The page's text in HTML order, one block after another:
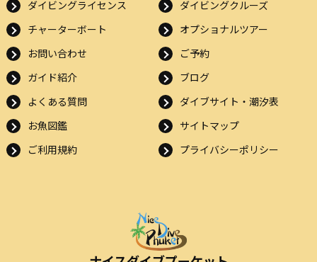
ダイビングライセンス
ダイビングクルーズ
チャーターボート
オプショナルツアー
お問い合わせ
ご予約
ガイド紹介
ブログ
よくある質問
ダイブサイト・潮汐表
お魚図鑑
サイトマップ
ご利用規約
プライバシーポリシー